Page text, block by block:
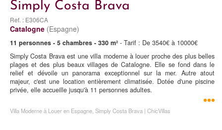
Simply Costa Brava
Ref. : E306CA
Catalogne (Espagne)
11 personnes - 5 chambres - 330 m² - Tarif : De 3540€ à 10000€
Simply Costa Brava est une villa moderne à louer proche des plus belles
plages et des plus beaux villages de Catalogne. Elle se fond dans le
relief et dévoile un panorama exceptionnel sur la mer. Autre atout
majeur, c'est une location entièrement climatisée. Dotée d'une piscine
privée, elle accueille jusqu'à 11 personnes adultes.
Villa Moderne à Louer en Espagne, Simply Costa Brava | ChicVillas